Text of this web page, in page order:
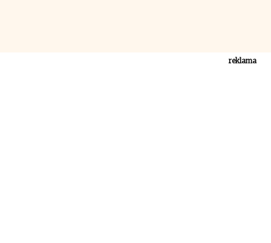
reklama